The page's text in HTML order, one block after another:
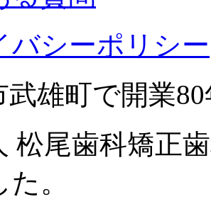
バシーポリシー
武雄町で開業
松尾歯科矯正
。